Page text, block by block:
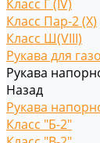
Класс Г (IV)
Класс Пар-2 (X)
Класс Ш(VIII)
Рукава для
Рукава
Назад
Рукава
Класс "Б-2"